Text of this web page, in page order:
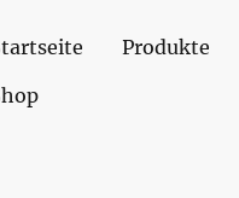
Produkte